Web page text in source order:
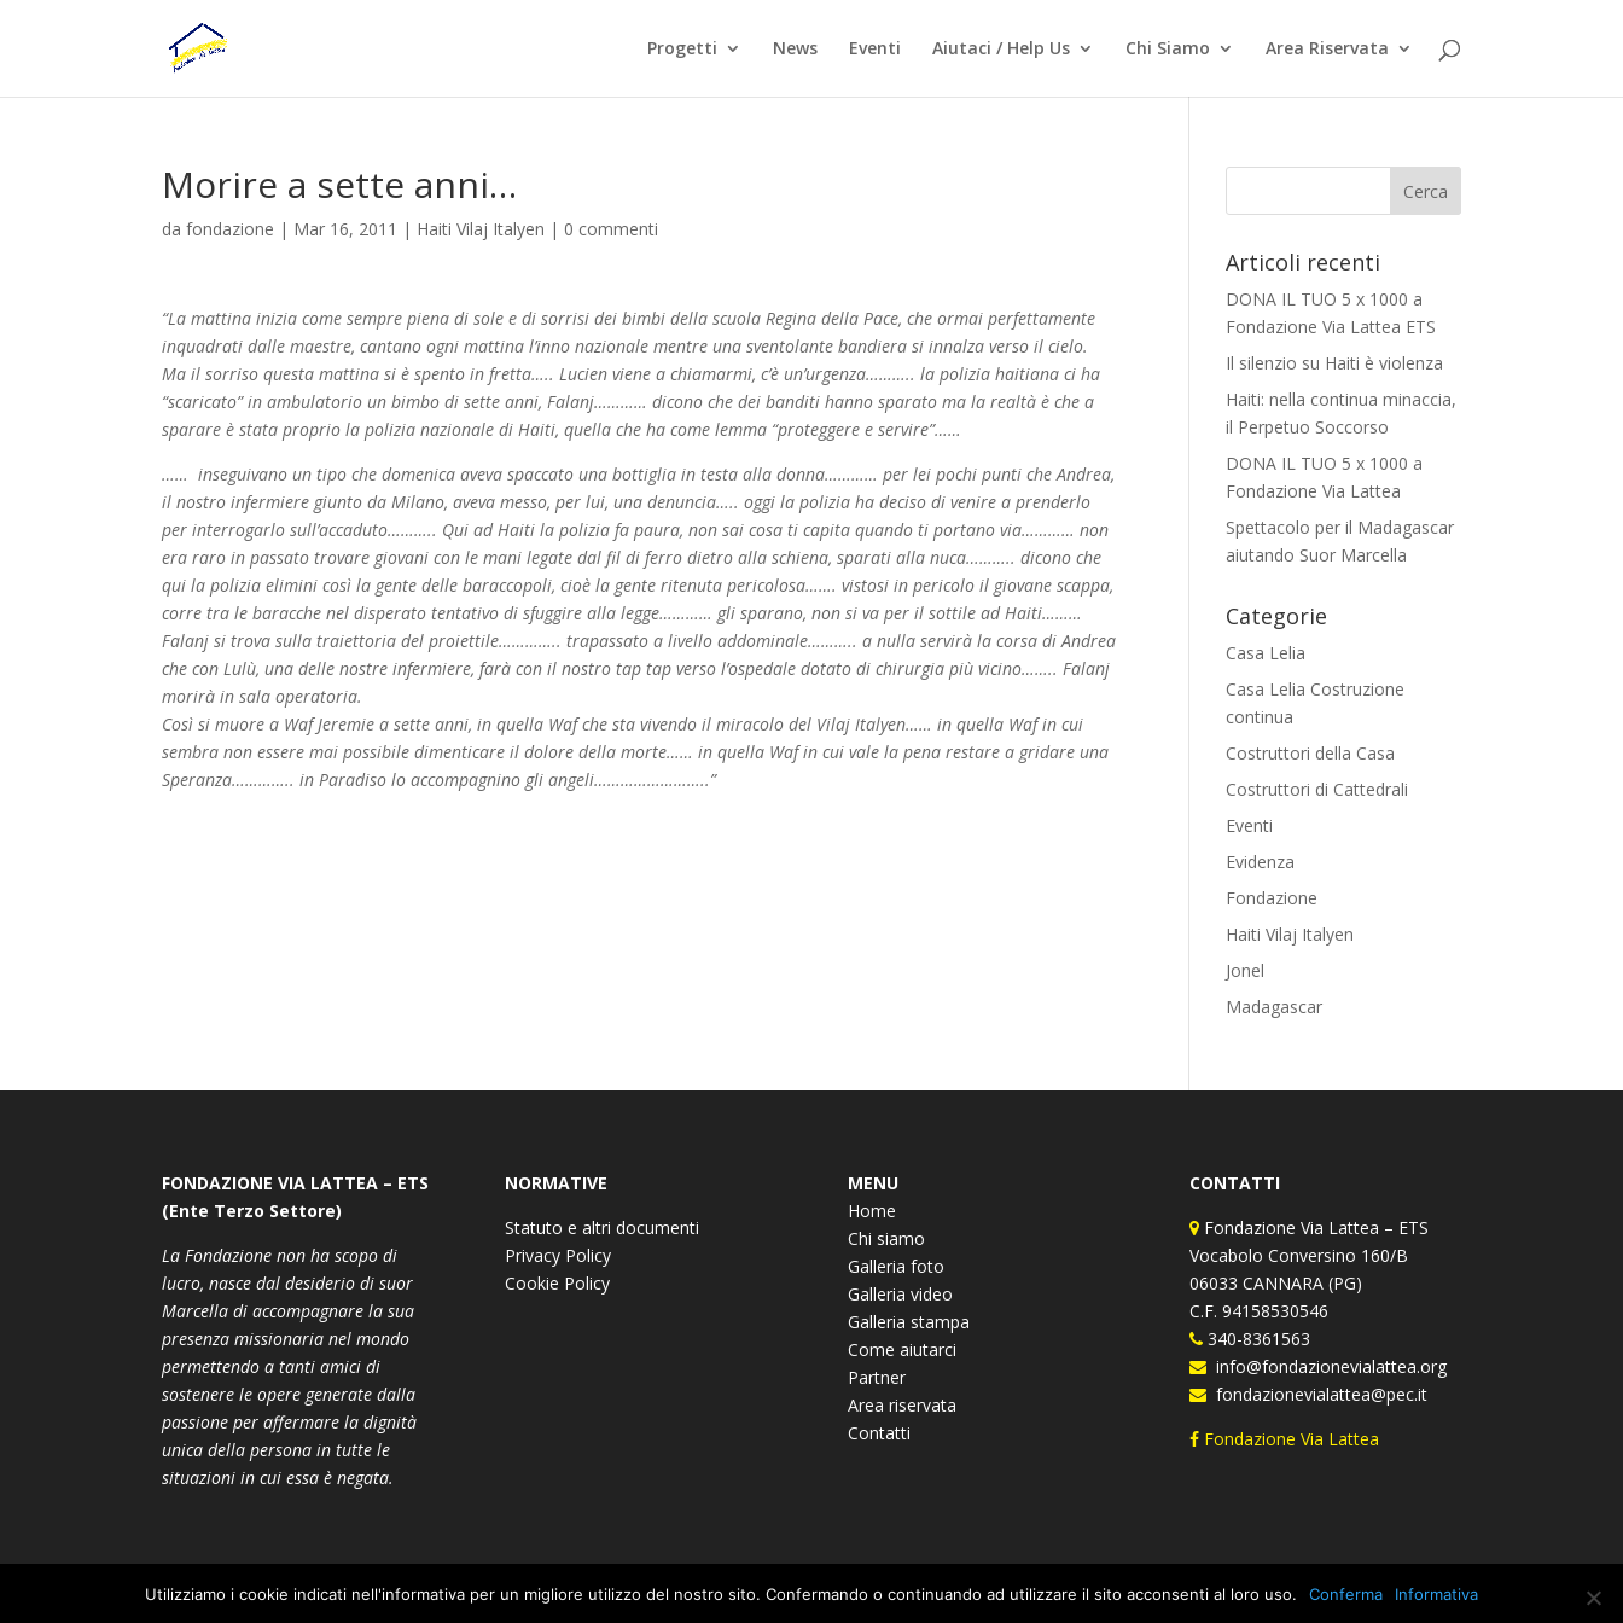
Progetti News Eventi Aiutaci / Help Us Chi Siamo Area Riservata
Morire a sette anni…
dafondazione | Mar 16, 2011 | Haiti Vilaj Italyen | 0 commenti
“La mattina inizia come sempre piena di sole e di sorrisi dei bimbi della scuola Regina della Pace, che ormai perfettamente
inquadrati dalle maestre, cantano ogni mattina l’inno nazionale mentre una sventolante bandiera si innalza verso il cielo.
Ma il sorriso questa mattina si è spento in fretta….. Lucien viene a chiamarmi, c’è un’urgenza……….. la polizia haitiana ci ha
“scaricato” in ambulatorio un bimbo di sette anni, Falanj………… dicono che dei banditi hanno sparato ma la realtà è che a
sparare è stata proprio la polizia nazionale di Haiti, quella che ha come lemma “proteggere e servire”……
…… inseguivano un tipo che domenica aveva spaccato una bottiglia in testa alla donna………… per lei pochi punti che Andrea,
il nostro infermiere giunto da Milano, aveva messo, per lui, una denuncia….. oggi la polizia ha deciso di venire a prenderlo
per interrogarlo sull’accaduto……….. Qui ad Haiti la polizia fa paura, non sai cosa ti capita quando ti portano via………… non
era raro in passato trovare giovani con le mani legate dal fil di ferro dietro alla schiena, sparati alla nuca……….. dicono che
qui la polizia elimini così la gente delle baraccopoli, cioè la gente ritenuta pericolosa……. vistosi in pericolo il giovane scappa,
corre tra le baracche nel disperato tentativo di sfuggire alla legge………… gli sparano, non si va per il sottile ad Haiti………
Falanj si trova sulla traiettoria del proiettile………….. trapassato a livello addominale……….. a nulla servirà la corsa di Andrea
che con Lulù, una delle nostre infermiere, farà con il nostro tap tap verso l’ospedale dotato di chirurgia più vicino…….. Falanj
morirà in sala operatoria.
Così si muore a Waf Jeremie a sette anni, in quella Waf che sta vivendo il miracolo del Vilaj Italyen…… in quella Waf in cui
sembra non essere mai possibile dimenticare il dolore della morte…… in quella Waf in cui vale la pena restare a gridare una
Speranza………….. in Paradiso lo accompagnino gli angeli……………………..”
Articoli recenti
DONA IL TUO 5 x 1000 a
Fondazione Via Lattea ETS
Il silenzio su Haiti è violenza
Haiti: nella continua minaccia,
il Perpetuo Soccorso
DONA IL TUO 5 x 1000 a
Fondazione Via Lattea
Spettacolo per il Madagascar
aiutando Suor Marcella
Categorie
Casa Lelia
Casa Lelia Costruzione
continua
Costruttori della Casa
Costruttori di Cattedrali
Eventi
Evidenza
Fondazione
Haiti Vilaj Italyen
Jonel
Madagascar
FONDAZIONE VIA LATTEA – ETS
(Ente Terzo Settore)
La Fondazione non ha scopo di
lucro, nasce dal desiderio di suor
Marcella di accompagnare la sua
presenza missionaria nel mondo
permettendo a tanti amici di
sostenere le opere generate dalla
passione per affermare la dignità
unica della persona in tutte le
situazioni in cui essa è negata.
NORMATIVE
Statuto e altri documenti
Privacy Policy
Cookie Policy
MENU
Home
Chi siamo
Galleria foto
Galleria video
Galleria stampa
Come aiutarci
Partner
Area riservata
Contatti
CONTATTI
Fondazione Via Lattea – ETS
Vocabolo Conversino 160/B
06033 CANNARA (PG)
C.F. 94158530546
340-8361563
info@fondazionevialattea.org
fondazionevialattea@pec.it
Fondazione Via Lattea
Utilizziamo i cookie indicati nell'informativa per un migliore utilizzo del nostro sito. Confermando o continuando ad utilizzare il sito acconsenti al loro uso. Conferma Informativa